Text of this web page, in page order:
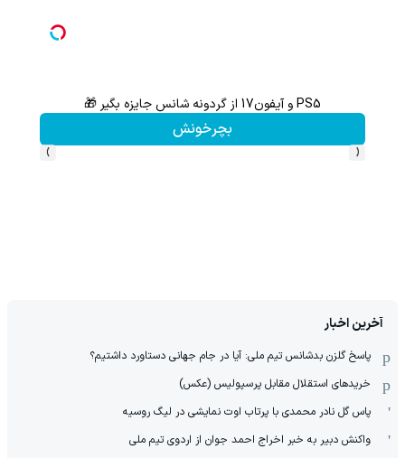
PS5 و آیفون17 از گردونه شانس جایزه بگیر 🎁
بچرخونش
‹
›
آخرین اخبار
پاسخ گلزن بدشانس تیم ملی: آیا در جام جهانی دستاورد داشتیم؟
خریدهای استقلال مقابل پرسپولیس (عکس)
پاس گل نادر محمدی با پرتاب اوت نمایشی در لیگ روسیه
واکنش دبیر به خبر اخراج احمد جوان از اردوی تیم ملی